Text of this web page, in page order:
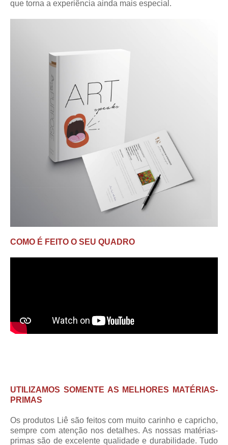
que torna a experiência ainda mais especial.
COMO É FEITO O SEU QUADRO
UTILIZAMOS SOMENTE AS MELHORES MATÉRIAS-
PRIMAS
Os produtos Liê são feitos com muito carinho e capricho,
sempre com atenção nos detalhes. As nossas matérias-
primas são de excelente qualidade e durabilidade. Tudo